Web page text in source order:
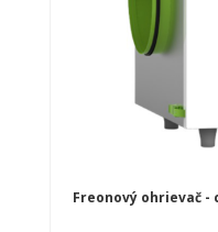
Freonový ohrievač -